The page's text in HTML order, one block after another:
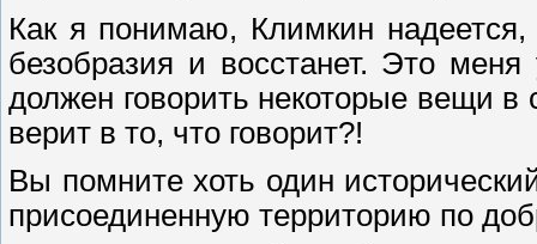
Как я понимаю, Климкин
безобразия и восстанет. Это
должен говорить некоторые вещи
верит в то, что говорит?!
Вы помните хоть один
присоединенную территорию по